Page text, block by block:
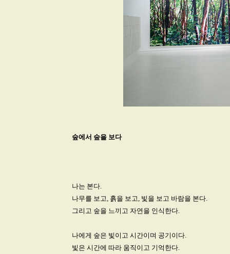
숲에서 숲을 보다
나는 본다.
나무를 보고, 흙을 보고, 빛을 보고 바람을 본다.
그리고 숲을 느끼고 자연을 인식한다.
나에게 숲은 빛이고 시간이며 공기이다.
빛은 시간에 따라 움직이고 기억한다.